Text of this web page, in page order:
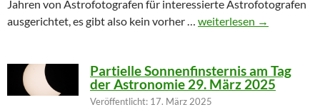
Jahren von Astrofotografen für interessierte Astrofotografen
ausgerichtet, es gibt also kein vorher … Das NAFT
weiterlesen →
Partielle Sonnenfinsternis am Tag
der Astronomie 29. März 2025
Veröffentlicht: 17. März 2025